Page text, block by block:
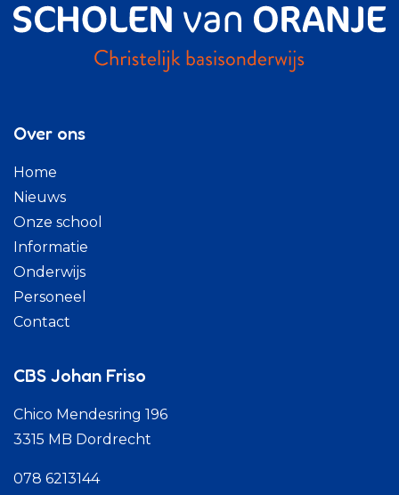
Over ons
Home
Nieuws
Onze school
Informatie
Onderwijs
Personeel
Contact
CBS Johan Friso
Chico Mendesring 196
3315 MB Dordrecht
078 6213144